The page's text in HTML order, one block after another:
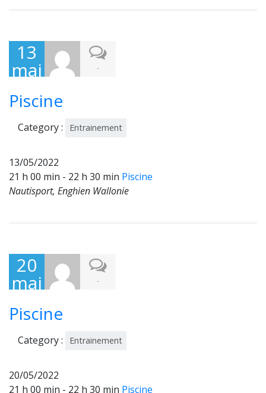
13
mai
2
-
Piscine
Category : Entrainement
13/05/2022
21 h 00 min - 22 h 30 min Piscine
Nautisport, Enghien Wallonie
20
mai
2
-
Piscine
Category : Entrainement
20/05/2022
21 h 00 min - 22 h 30 min Piscine